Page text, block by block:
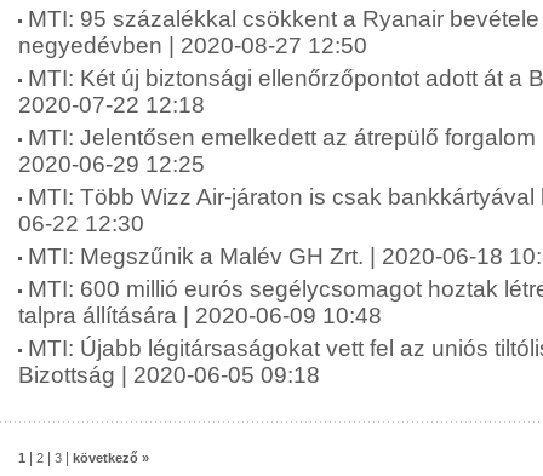
MTI: 95 százalékkal csökkent a Ryanair
negyedévben | 2020-08-27 12:50
MTI: Két új biztonsági ellenőrzőpontot adott át a
2020-07-22 12:18
MTI: Jelentősen emelkedett az átrepülő
2020-06-29 12:25
MTI: Több Wizz Air-járaton is csak bankkártyával
06-22 12:30
MTI: Megszűnik a Malév GH Zrt. | 2020-06-18
MTI: 600 millió eurós segélycsomagot hoztak
talpra állítására | 2020-06-09 10:48
MTI: Újabb légitársaságokat vett fel az uniós
Bizottság | 2020-06-05 09:18
1 2 3 következő »